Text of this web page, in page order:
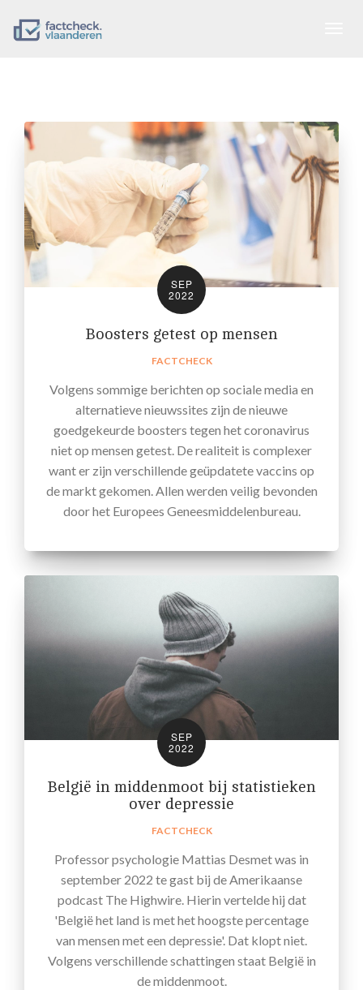
SEP
2022
Boosters getest op mensen
FACTCHECK
Volgens sommige berichten op sociale media en
alternatieve nieuwssites zijn de nieuwe
goedgekeurde boosters tegen het coronavirus
niet op mensen getest. De realiteit is complexer
want er zijn verschillende geüpdatete vaccins op
de markt gekomen. Allen werden veilig bevonden
door het Europees Geneesmiddelenbureau.
SEP
2022
België in middenmoot bij statistieken
over depressie
FACTCHECK
Professor psychologie Mattias Desmet was in
september 2022 te gast bij de Amerikaanse
podcast The Highwire. Hierin vertelde hij dat
'België het land is met het hoogste percentage
van mensen met een depressie'. Dat klopt niet.
Volgens verschillende schattingen staat België in
de middenmoot.